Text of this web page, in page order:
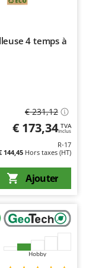
4 temps à
€ 231,12
€ 173,34 TVA
Inclus
R-17
144,45 Hors taxes (HT)
Ajouter
Hobby